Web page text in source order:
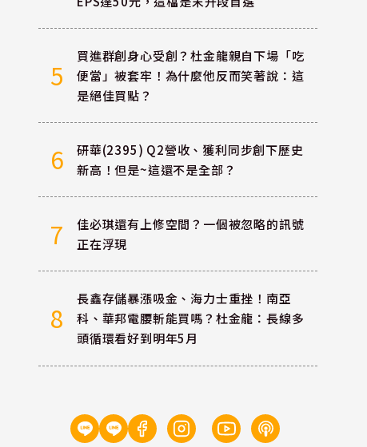
5
買進群創身心受創？杜金龍親自下場「吃
便當」被套牢！為什麼他反而笑著說：這
是絕佳買點？
6
研華(2395) Q2營收、獲利同步創下歷史
新高！但是~這還不是全部？
7
佳必琪還有上修空間？一個被忽略的訊號
正在浮現
8
長鑫存儲暴漲吸金、海力士重挫！南亞
科、華邦電腰斬能買嗎？杜金龍：長線多
頭循環看好到明年5月